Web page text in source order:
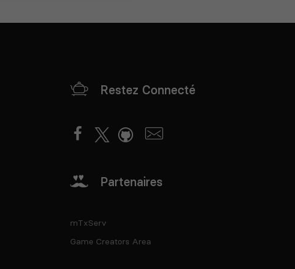
Restez Connecté
Partenaires
mTxServ
Game Creators Area